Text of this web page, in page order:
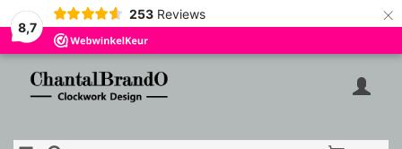
8,7
253 Reviews ×